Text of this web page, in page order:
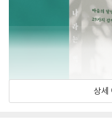
상세